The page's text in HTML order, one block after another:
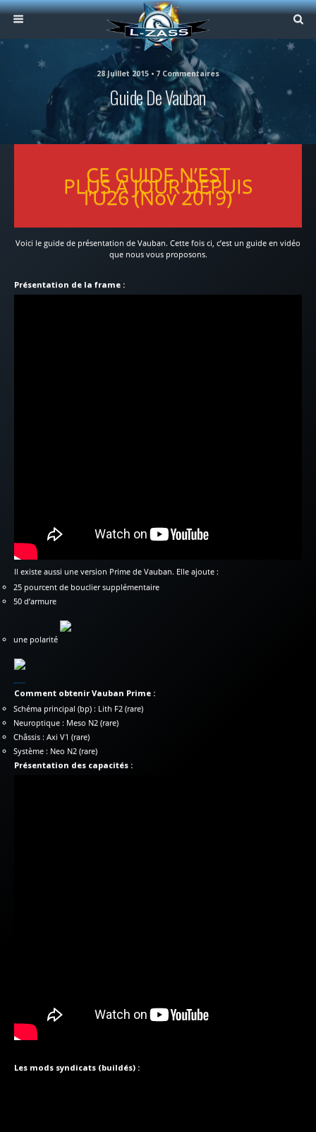
28 Juillet 2015 • 7 Commentaires
Guide De Vauban
CE GUIDE N’EST
PLUS A JOUR DEPUIS
l’U26 (Nov 2019)
Voici le guide de présentation de Vauban. Cette fois ci, c’est un guide en vidéo
que nous vous proposons.
Présentation de la frame :
Il existe aussi une version Prime de Vauban. Elle ajoute :
25 pourcent de bouclier supplémentaire
50 d’armure
une polarité
Comment obtenir Vauban Prime :
Schéma principal (bp) : Lith F2 (rare)
Neuroptique : Meso N2 (rare)
Châssis : Axi V1 (rare)
Système : Neo N2 (rare)
Présentation des capacités :
Les mods syndicats (buildés) :